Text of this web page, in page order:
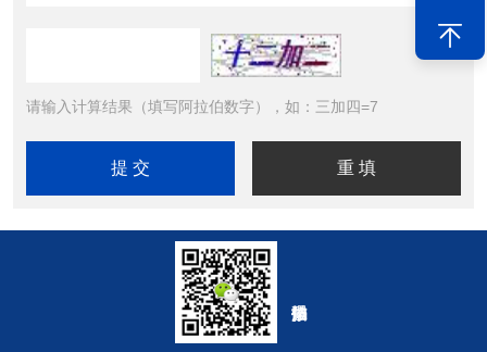
请输入计算结果（填写阿拉伯数字），如：三加四=7